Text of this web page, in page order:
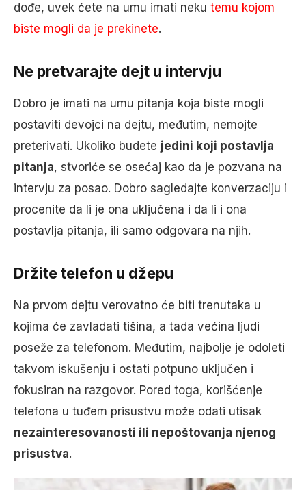
dođe, uvek ćete na umu imati neku temu kojom
biste mogli da je prekinete.
Ne pretvarajte dejt u intervju
Dobro je imati na umu pitanja koja biste mogli
postaviti devojci na dejtu, međutim, nemojte
preterivati. Ukoliko budete jedini koji postavlja
pitanja, stvoriće se osećaj kao da je pozvana na
intervju za posao. Dobro sagledajte konverzaciju i
procenite da li je ona uključena i da li i ona
postavlja pitanja, ili samo odgovara na njih.
Držite telefon u džepu
Na prvom dejtu verovatno će biti trenutaka u
kojima će zavladati tišina, a tada većina ljudi
poseže za telefonom. Međutim, najbolje je odoleti
takvom iskušenju i ostati potpuno uključen i
fokusiran na razgovor. Pored toga, korišćenje
telefona u tuđem prisustvu može odati utisak
nezainteresovanosti ili nepoštovanja njenog
prisustva.